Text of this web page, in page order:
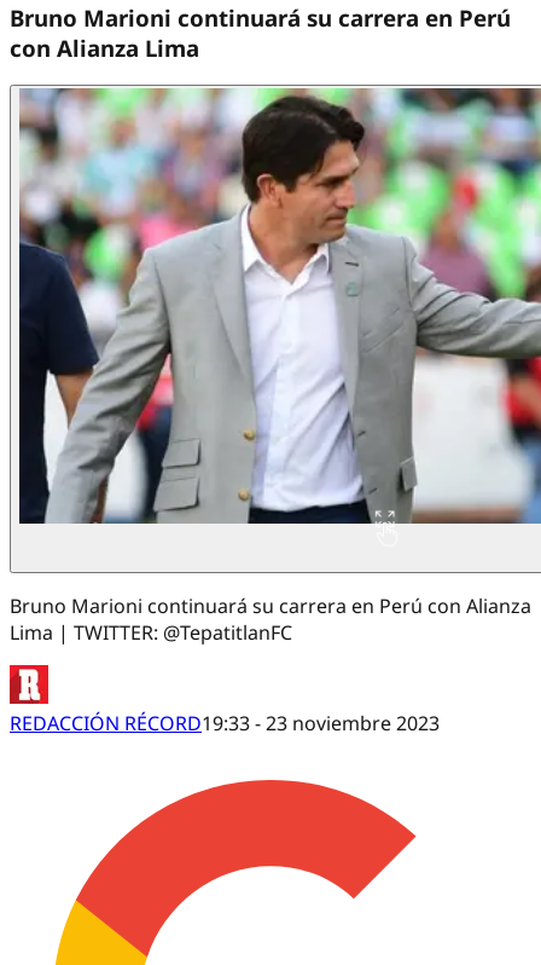
Bruno Marioni continuará su carrera en Perú
con Alianza Lima
Bruno Marioni continuará su carrera en Perú con Alianza
Lima | TWITTER: @TepatitlanFC
REDACCIÓN RÉCORD19:33 - 23 noviembre 2023